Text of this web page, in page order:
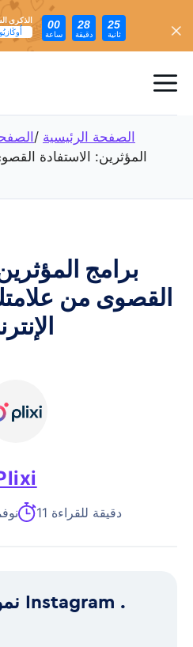
الذكرى
00
ساعة
28
دقيقة
23
ثانية
الصفحة الرئيسية /
المؤثرين: الاستفادة
برامج
القصوى من
05 11 دقيقة للقراءة